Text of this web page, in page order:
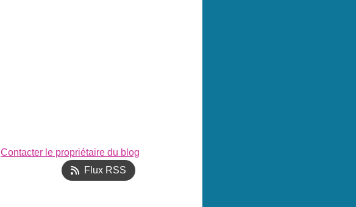
Contacter le propriétaire du blog
Flux RSS